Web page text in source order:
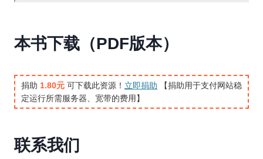
本书下载（PDF版本）
捐助 1.80元 可下载此资源！ 立即捐助 【捐助用于支付网站稳
定运行所需服务器、宽带的费用】
联系我们